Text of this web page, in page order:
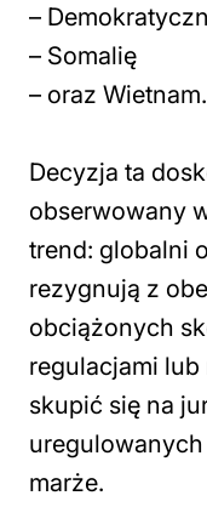
–
– Somalię
– oraz Wietnam.
Decyzja ta
obserwowany
trend: globalni
rezygnują z
obciążonych
regulacjami
skupić się na
marże.